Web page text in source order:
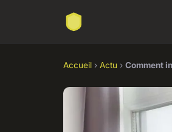
Accueil › Actu › Comment